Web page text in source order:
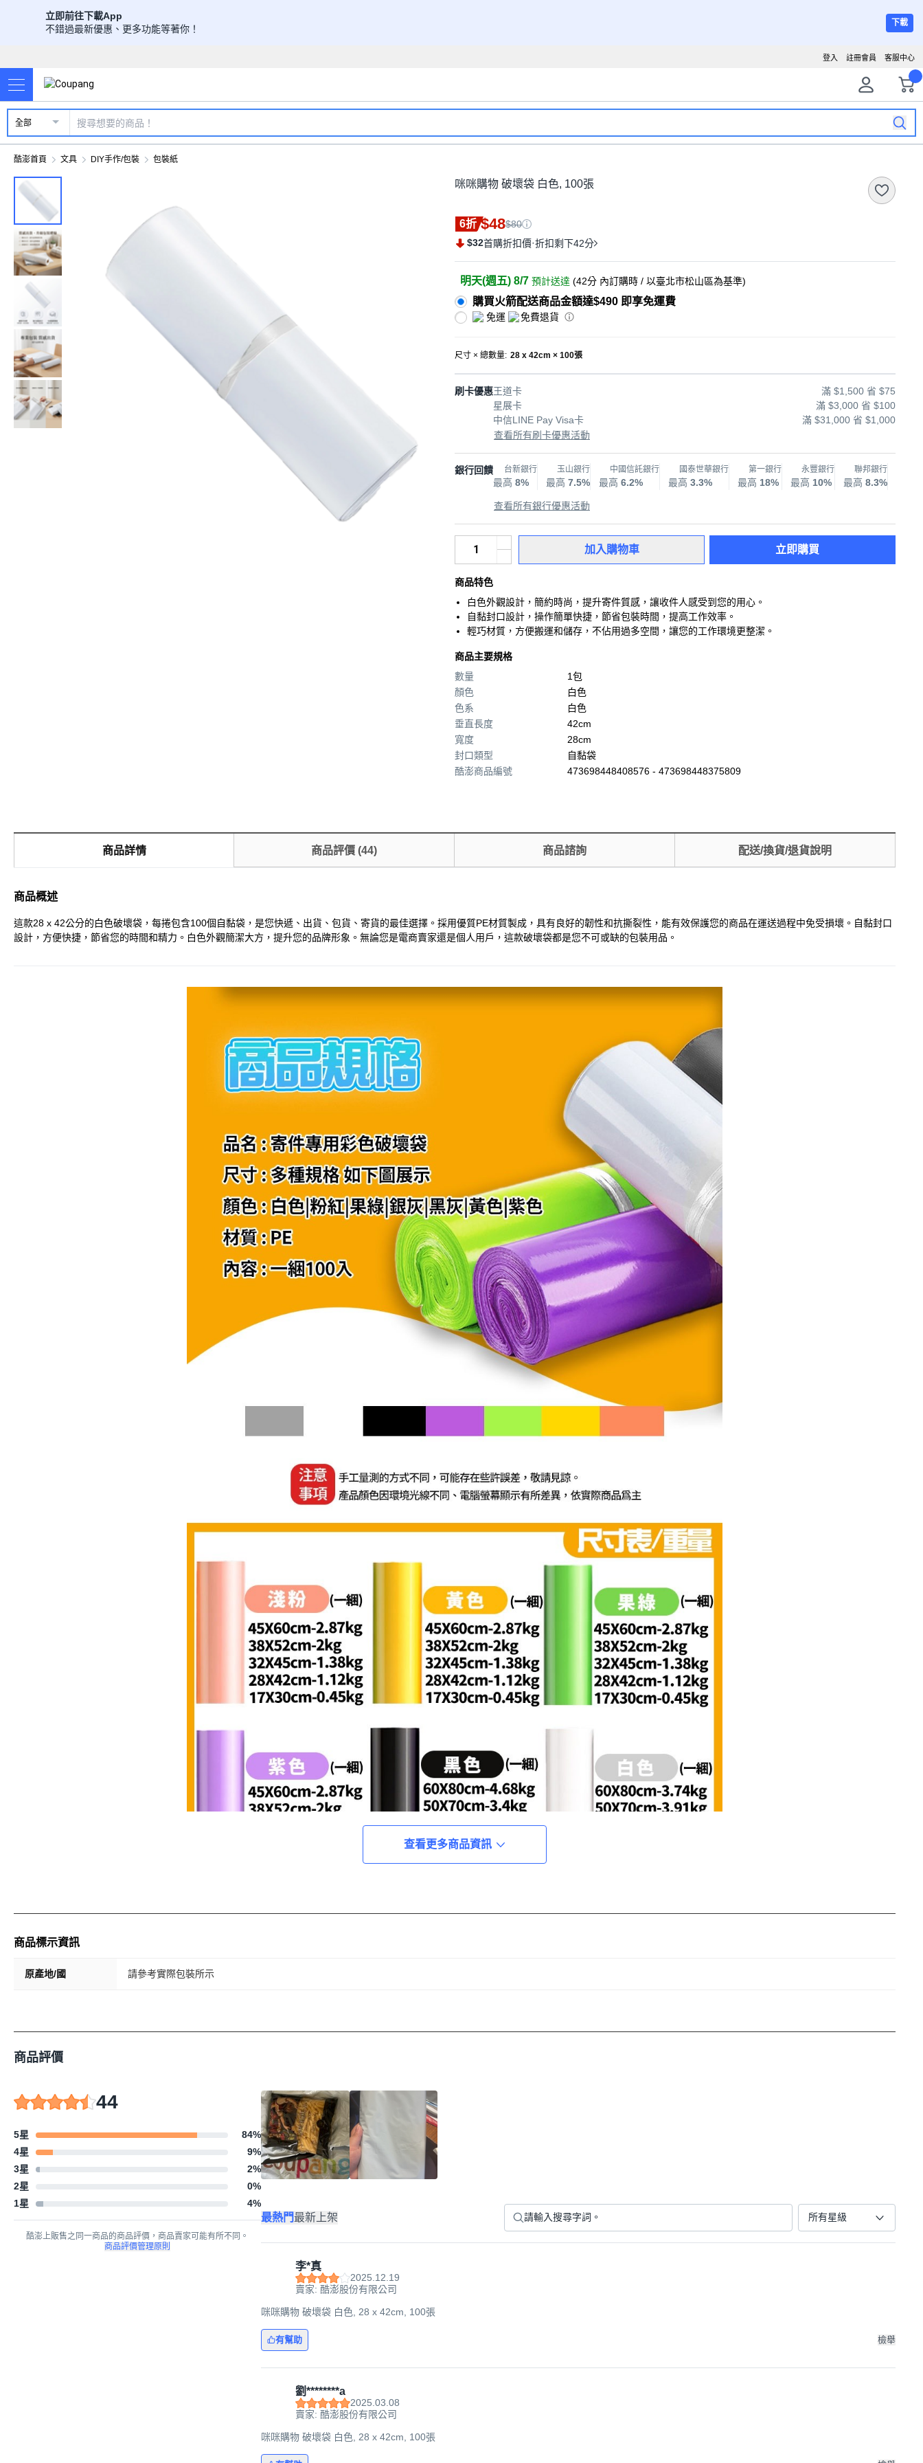
立即前往下載App
不錯過最新優惠、更多功能等著你！
下載
客服中心
註冊會員
登入
全部
酷澎首頁 文具 DIY手作/包裝 包裝紙
咪咪購物 破壞袋 白色, 100張
6折 $48$80
$32首購折扣價·折扣剩下42分
明天(週五) 8/7 預計送達 (42分 內訂購時 / 以臺北市松山區為基準)
購買火箭配送商品金額達$490 即享免運費
免運 免費退貨
尺寸 × 總數量: 28 x 42cm × 100張
刷卡優惠王道卡
滿 $1,500 省 $75
星展卡
滿 $3,000 省 $100
中信LINE Pay Visa卡
滿 $31,000 省 $1,000
查看所有刷卡優惠活動
銀行回饋 台新銀行
最高 8%
玉山銀行
最高 7.5%
中國信託銀行
最高 6.2%
國泰世華銀行
最高 3.3%
第一銀行
最高 18%
永豐銀行
最高 10%
聯邦銀行
最高 8.3%
查看所有銀行優惠活動
加入購物車 立即購買
商品特色
白色外觀設計，簡約時尚，提升寄件質感，讓收件人感受到您的用心。
自黏封口設計，操作簡單快捷，節省包裝時間，提高工作效率。
輕巧材質，方便搬運和儲存，不佔用過多空間，讓您的工作環境更整潔。
商品主要規格
數量
1包
顏色
白色
色系
白色
垂直長度
42cm
寬度
28cm
封口類型
自黏袋
酷澎商品編號
473698448408576 - 473698448375809
商品詳情 商品評價 (44) 商品諮詢 配送/換貨/退貨說明
商品概述
這款28 x 42公分的白色破壞袋，每捲包含100個自黏袋，是您快遞、出貨、包貨、寄貨的最佳選擇。採用優質PE材質製成，具有良好的韌性和抗撕裂性，能有效保護您的商品在運送過程中免受損壞。自黏封口
設計，方便快捷，節省您的時間和精力。白色外觀簡潔大方，提升您的品牌形象。無論您是電商賣家還是個人用戶，這款破壞袋都是您不可或缺的包裝用品。
查看更多商品資訊
商品標示資訊
原產地/國 請參考實際包裝所示
商品評價
44
5星 84%
4星
9%
3星
2%
2星
0%
1星
4%
酷澎上販售之同一商品的商品評價，商品賣家可能有所不同。
商品評價管理原則
最熱門最新上架 所有星級
李*真
2025.12.19
賣家: 酷澎股份有限公司
咪咪購物 破壞袋 白色, 28 x 42cm, 100張
有幫助 檢舉
劉********a
2025.03.08
賣家: 酷澎股份有限公司
咪咪購物 破壞袋 白色, 28 x 42cm, 100張